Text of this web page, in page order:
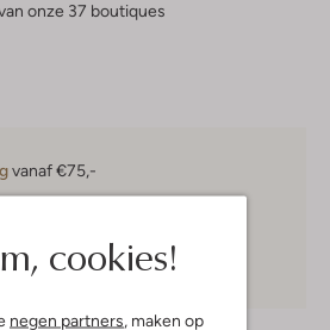
cookies!
negen partners , maken op
onze 37 boutiques
vanaf €75,-
Klarna